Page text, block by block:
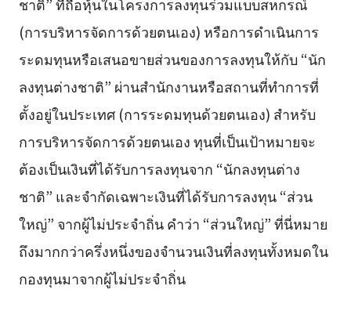
ชาติ” ที่ถือหุ้นในโครงการลงทุนร่วมแบบสหกรณ์
(การบริหารจัดการด้วยตนเอง) หรือการดำเนินการ
ระดมทุนหรือเสนอขายส่วนของการลงทุนให้กับ “นัก
ลงทุนต่างชาติ” ผ่านสำนักงานหรือสถานที่ทำการที่
ตั้งอยู่ในประเทศ (การระดมทุนด้วยตนเอง) สำหรับ
การบริหารจัดการด้วยตนเอง ทุนที่เป็นเป้าหมายจะ
ต้องเป็นเงินที่ได้รับการลงทุนจาก “นักลงทุนต่าง
ชาติ” และจำกัดเฉพาะเงินที่ได้รับการลงทุน “ส่วน
ใหญ่” จากผู้ไม่ประจำถิ่น คำว่า “ส่วนใหญ่” ที่นี่หมาย
ถึงมากกว่าครึ่งหนึ่งของจำนวนเงินที่ลงทุนทั้งหมดใน
กองทุนมาจากผู้ไม่ประจำถิ่น